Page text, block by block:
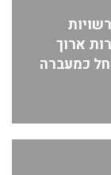
ארוך
כמעברה